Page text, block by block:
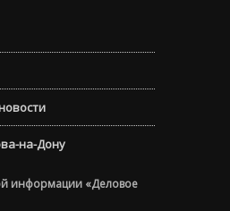
на-Дону
информации «Деловое